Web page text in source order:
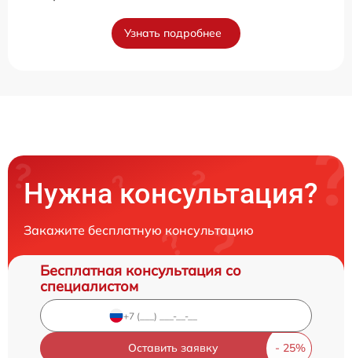
Узнать подробнее
Нужна консультация?
Закажите бесплатную консультацию
Бесплатная консультация со
специалистом
Оставить заявку